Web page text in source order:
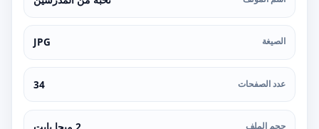
الصيغة JPG
عدد الصفحات 34
حجم الملف